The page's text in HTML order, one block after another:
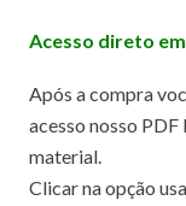
Acesso direto
Após a compra
acesso nosso
material.
Clicar na opção